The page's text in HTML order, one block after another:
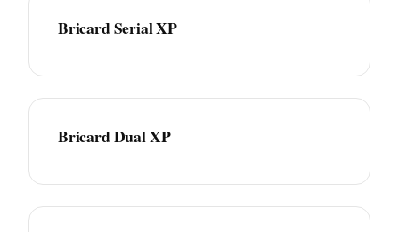
Bricard Serial XP
Bricard Dual XP